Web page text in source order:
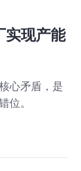
实现产能
心矛盾，是
位。